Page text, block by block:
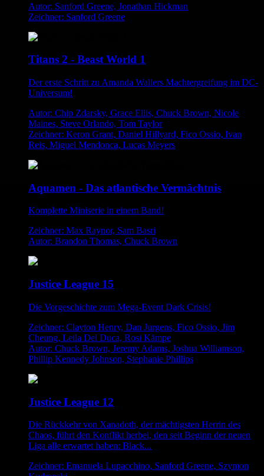
Autor: Sanford Greene, Jonathan Hickman
Zeichner: Sanford Greene
Titans 2 - Beast World 1
Der erste Schritt zu Amanda Wallers Machtergreifung im DC-
Universum!
Autor: Chip Zdarsky, Grace Ellis, Chuck Brown, Nicole
Maines, Steve Orlando, Tom Taylor
Zeichner: Keron Grant, Daniel Hillyard, Fico Ossio, Ivan
Reis, Miguel Mendonca, Lucas Meyers
Aquamen - Das atlantische Vermächtnis
Komplette Miniserie in einem Band!
Zeichner: Max Raynor, Sam Basri
Autor: Brandon Thomas, Chuck Brown
Justice League 15
Die Vorgeschichte zum Mega-Event Dark Crisis!
Zeichner: Clayton Henry, Dan Jurgens, Fico Ossio, Jim
Cheung, Leila Del Duca, Rosi Kämpe
Autor: Chuck Brown, Jeremy Adams, Joshua Williamson,
Phillip Kennedy Johnson, Stephanie Phillips
Justice League 12
Die Rückkehr von Xanadoth, der mächtigsten Herrin des
Chaos, führt den Konflikt herbei, den seit Beginn der neuen
Liga alle erwartet haben: Black...
Zeichner: Emanuela Lupacchino, Sanford Greene, Szymon